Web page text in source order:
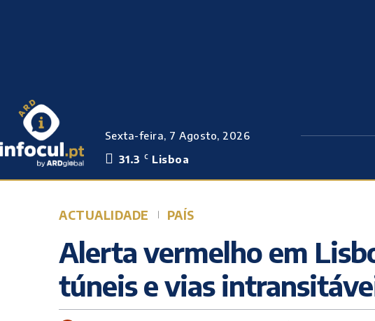
Sexta-feira, 7 Agosto, 2026
31.3
C Lisboa
ACTUALIDADE PAÍS
Alerta vermelho em
túneis e vias